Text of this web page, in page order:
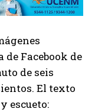
Facebook de
de seis
El texto
escueto: